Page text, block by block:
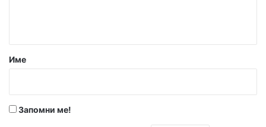
р
Име
Запомни ме!